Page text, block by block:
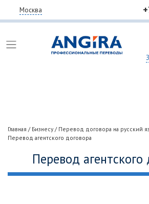
Москва
Главная / Бизнесу / Перевод договора на русский
Перевод агентского договора
Перевод агентского